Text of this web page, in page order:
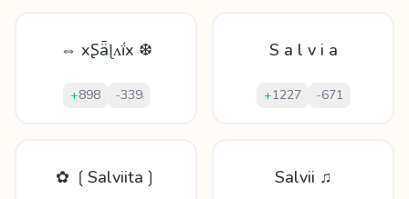
⇔ xꟅǟɭʌḯx ❆
+898 -339
S a l v i a
+1227 -671
✿ ❲Salviita❳ Salvii ♫